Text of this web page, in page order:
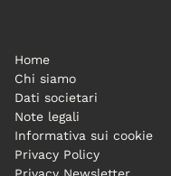
Home
Chi siamo
Dati societari
Note legali
Informativa sui cookie
Privacy Policy